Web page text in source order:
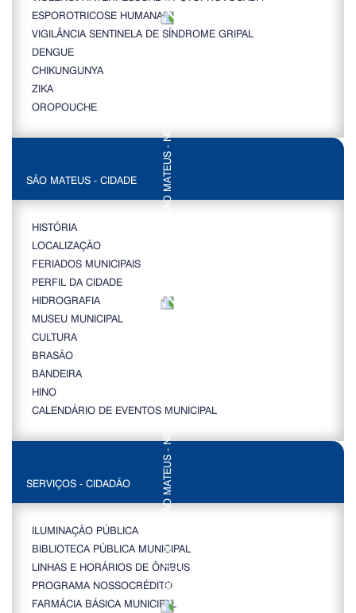
ESPOROTRICOSE HUMANA
VIGILÂNCIA SENTINELA DE SÍNDROME GRIPAL
DENGUE
CHIKUNGUNYA
ZIKA
OROPOUCHE
SÃO MATEUS - CIDADE
HISTÓRIA
LOCALIZAÇÃO
FERIADOS MUNICIPAIS
PERFIL DA CIDADE
HIDROGRAFIA
MUSEU MUNICIPAL
CULTURA
BRASÃO
BANDEIRA
HINO
CALENDÁRIO DE EVENTOS MUNICIPAL
SERVIÇOS - CIDADÃO
ILUMINAÇÃO PÚBLICA
BIBLIOTECA PÚBLICA MUNICIPAL
LINHAS E HORÁRIOS DE ÔNIBUS
PROGRAMA NOSSOCRÉDITO
FARMÁCIA BÁSICA MUNICIPAL